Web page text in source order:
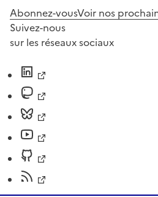
Abonnez-vousVoir nos
Suivez-nous
sur les réseaux sociaux